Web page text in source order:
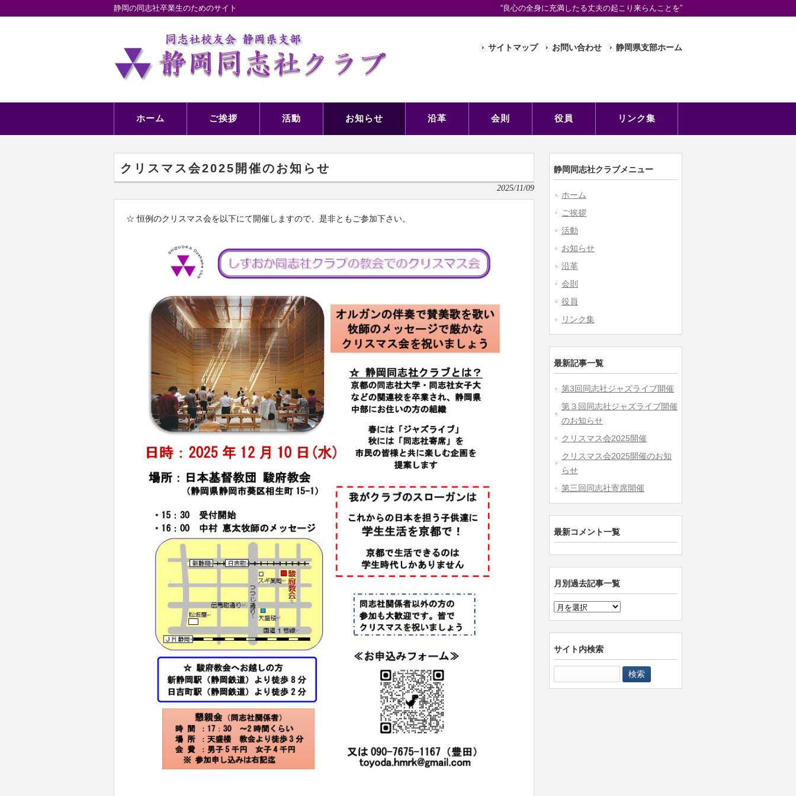
静岡の同志社卒業生のためのサイト “良心の全身に充満したる丈夫の起こり来らんことを”
サイトマップ お問い合わせ 静岡県支部ホーム
ホーム ご挨拶 活動 お知らせ 沿革 会則 役員 リンク集
クリスマス会2025開催のお知らせ
2025/11/09
☆ 恒例のクリスマス会を以下にて開催しますので、是非ともご参加下さい。
静岡同志社クラブメニュー
ホーム
ご挨拶
活動
お知らせ
沿革
会則
役員
リンク集
最新記事一覧
第3回同志社ジャズライブ開催
第３回同志社ジャズライブ開催
のお知らせ
クリスマス会2025開催
クリスマス会2025開催のお知
らせ
第三回同志社寄席開催
最新コメント一覧
月別過去記事一覧
月
別
過
去
一
サイト内検索
索: